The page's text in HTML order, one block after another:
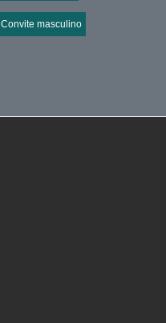
Convite masculino